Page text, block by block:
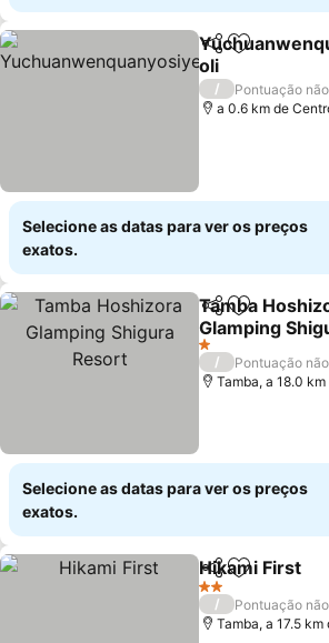
PartilharAdicionar
oli
/
Pontuação
a 0.6 km de
Selecione as datas para ver os preços
exatos.
PartilharAdicionar
Tamba
Glamping
1 Estrelas
/
Pontuação
Tamba, a 18.0
Selecione as datas para ver os preços
exatos.
PartilharAdicionar
Hikami First
2 Estrelas
/
Pontuação
Tamba, a 17.5